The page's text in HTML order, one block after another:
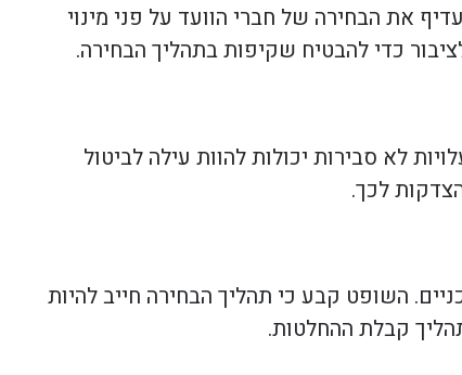
את הבחירה של חברי הוועד על פני מינוי
כדי להבטיח שקיפות בתהליך הבחירה.
לא סבירות יכולות להוות עילה לביטול
לכך.
השופט קבע כי תהליך הבחירה חייב להיות
קבלת ההחלטות.